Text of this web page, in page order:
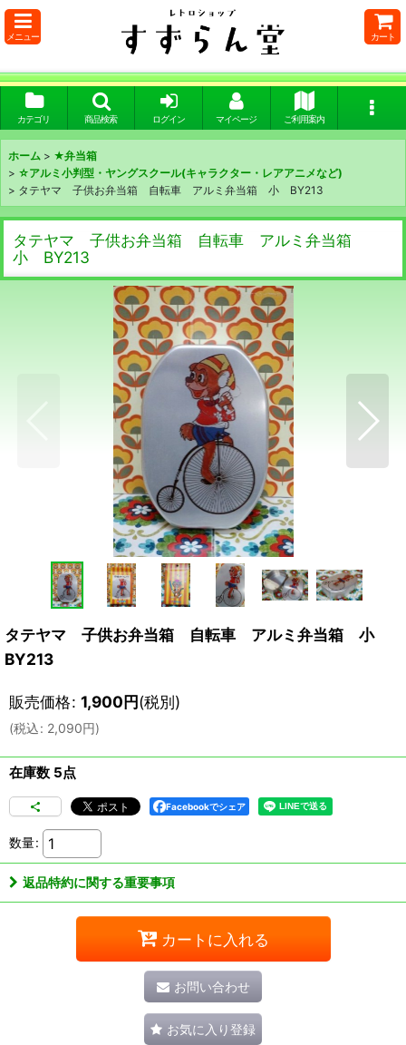
メニュー カート
カテゴリ 商品検索 ログイン マイページ ご利用案内
ホーム > ★弁当箱
> ☆アルミ小判型・ヤングスクール(キャラクター・レアアニメなど)
> タテヤマ 子供お弁当箱 自転車 アルミ弁当箱 小 BY213
タテヤマ 子供お弁当箱 自転車 アルミ弁当箱
小 BY213
タテヤマ 子供お弁当箱 自転車 アルミ弁当箱 小
BY213
販売価格: 1,900円(税別)
(税込: 2,090円)
在庫数 5点
Facebookでシェア
数量:
返品特約に関する重要事項
カートに入れる
お問い合わせ
お気に入り登録